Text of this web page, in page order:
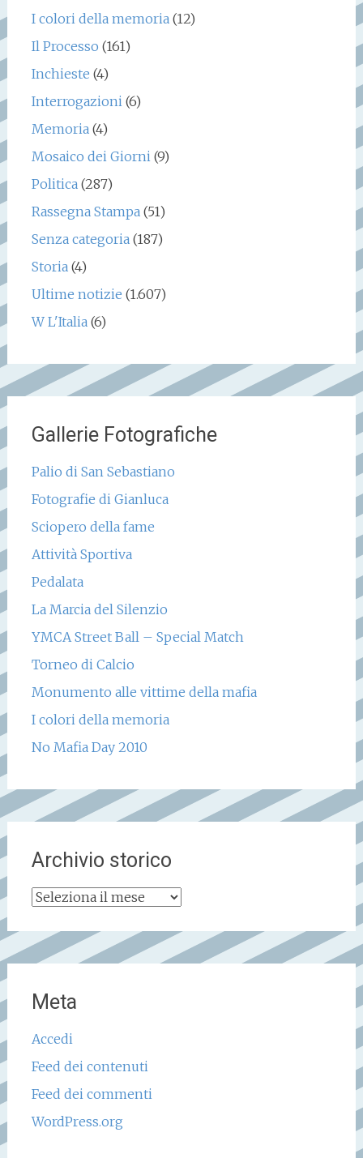
I colori della memoria(12)
Il Processo (161)
Inchieste (4)
Interrogazioni(6)
Memoria(4)
Mosaico dei Giorni(9)
Politica(287)
Rassegna Stampa(51)
Senza categoria(187)
Storia(4)
Ultime notizie (1.607)
W L'Italia(6)
Gallerie Fotografiche
Palio di San Sebastiano
Fotografie di Gianluca
Sciopero della fame
Attività Sportiva
Pedalata
La Marcia del Silenzio
YMCA Street Ball – Special Match
Torneo di Calcio
Monumento alle vittime della mafia
I colori della memoria
No Mafia Day 2010
Archivio storico
Archivio
Meta
Accedi
Feed dei contenuti
Feed dei commenti
WordPress.org